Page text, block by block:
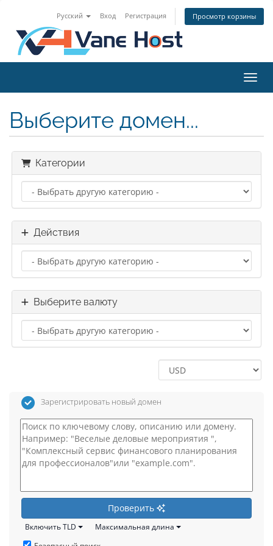
Русский Вход Регистрация Просмотр корзины
Выберите домен...
Категории
Действия
Выберите валюту
Зарегистрировать новый домен
Проверить
Включить TLD
Максимальная длина